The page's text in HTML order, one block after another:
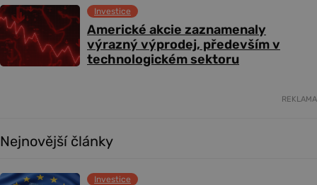
Americké akcie zaznamenaly
výrazný výprodej, především v
technologickém sektoru
Investice
REKLAMA
Nejnovější články
Investice